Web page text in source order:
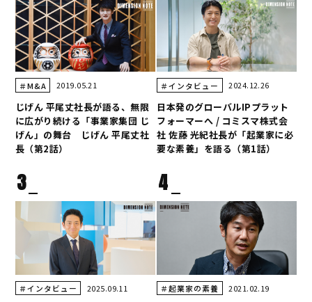
＃M&A 2019.05.21
じげん 平尾丈社長が語る、無限
に広がり続ける「事業家集団 じ
げん」の舞台 じげん 平尾丈社
長（第2話）
＃インタビュー 2024.12.26
日本発のグローバルIPプラット
フォーマーへ / コミスマ株式会
社 佐藤 光紀社長が「起業家に必
要な素養」を語る（第1話）
3
＃インタビュー 2025.09.11
4
＃起業家の素養 2021.02.19